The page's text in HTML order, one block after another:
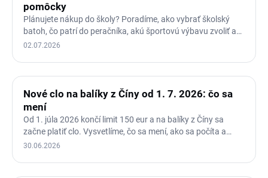
pomôcky
Plánujete nákup do školy? Poradíme, ako vybrať školský
batoh, čo patrí do peračníka, akú športovú výbavu zvoliť a
kedy…
02.07.2026
Nové clo na balíky z Číny od 1. 7. 2026: čo sa
mení
Od 1. júla 2026 končí limit 150 eur a na balíky z Číny sa
začne platiť clo. Vysvetlíme, čo sa mení, ako sa počíta a…
30.06.2026